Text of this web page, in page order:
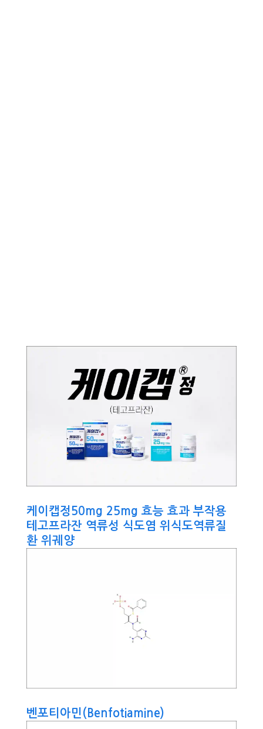
케이캡정50mg 25mg 효능 효과 부작용
테고프라잔 역류성 식도염 위식도역류질
환 위궤양
벤포티아민(Benfotiamine)